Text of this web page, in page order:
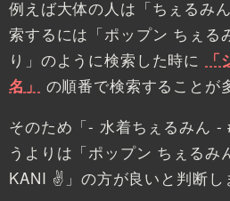
例えば大体の人は「ちぇるみ
索するには「ポップン ちぇる
り」のように検索した時に
名」
の順番で検索することが
そのため「- 水着ちぇるみん -
うよりは「ポップン ちぇる
KANI ✌」の方が良いと判断し